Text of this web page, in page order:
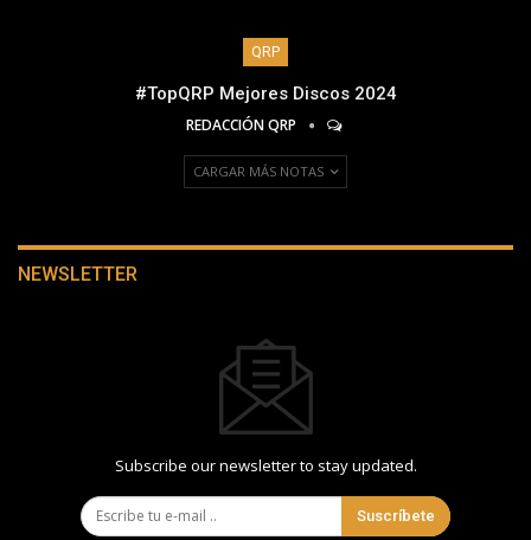
QRP
#TopQRP Mejores Discos 2024
REDACCIÓN QRP
CARGAR MÁS NOTAS
NEWSLETTER
Subscribe our newsletter to stay updated.
Suscríbete